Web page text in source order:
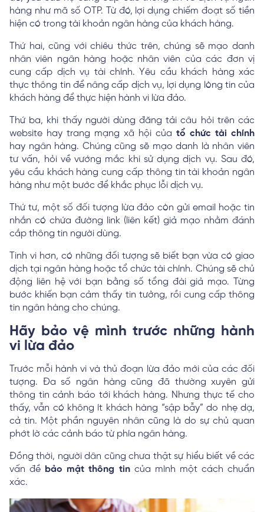
hàng như mã số OTP. Từ đó, lợi dụng chiếm đoạt số tiền
hiện có trong tài khoản ngân hàng của khách hàng.
Thứ hai, cũng với chiêu thức trên, chúng sẽ mạo danh
nhân viên ngân hàng hoặc nhân viên của các đơn vị
cung cấp dịch vụ tài chính. Yêu cầu khách hàng xác
thực thông tin để nâng cấp dịch vụ, lợi dụng lòng tin của
khách hàng để thực hiện hành vi lừa đảo.
Thứ ba, khi thấy người dùng đăng tải câu hỏi trên các
website hay trang mạng xã hội của tổ chức tài chính
hay ngân hàng. Chúng cũng sẽ mạo danh là nhân viên
tư vấn, hỏi về vướng mắc khi sử dụng dịch vụ. Sau đó,
yêu cầu khách hàng cung cấp thông tin tài khoản ngân
hàng như một bước để khắc phục lỗi dịch vụ.
Thứ tư, một số đối tượng lừa đảo còn gửi email hoặc tin
nhắn có chứa đường link (liên kết) giả mạo nhằm đánh
cắp thông tin người dùng.
Tinh vi hơn, có những đối tượng sẽ biết bạn vừa có giao
dịch tại ngân hàng hoặc tổ chức tài chính. Chúng sẽ chủ
động liên hệ với bạn bằng số tổng đài giả mạo. Từng
bước khiến bạn cảm thấy tin tưởng, rồi cung cấp thông
tin ngân hàng cho chúng.
Hãy bảo vệ mình trước những hành
vi lừa đảo
Trước mỗi hành vi và thủ đoạn lừa đảo mới của các đối
tượng. Đa số ngân hàng cũng đã thường xuyên gửi
thông tin cảnh báo tới khách hàng. Nhưng thực tế cho
thấy, vẫn có không ít khách hàng “sập bẫy” do nhẹ dạ,
cả tin. Một phần nguyên nhân cũng là do sự chủ quan
phớt lờ các cảnh báo từ phía ngân hàng.
Đồng thời, người dân cũng chưa thật sự hiểu biết về các
vấn đề bảo mật thông tincủa mình một cách chuẩn
xác.